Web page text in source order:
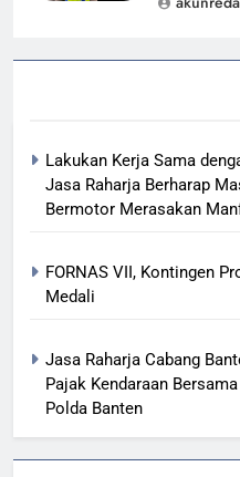
Lakukan Kerja Sama
Jasa Raharja Berharap
Bermotor Merasakan
FORNAS VII, Kontingen
Medali
Jasa Raharja Cabang
Pajak Kendaraan
Polda Banten